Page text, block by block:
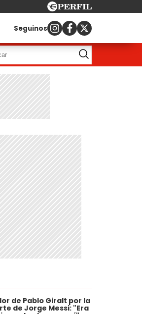
Seguinos
de Pablo Giralt por la
de Jorge Messi: "Era